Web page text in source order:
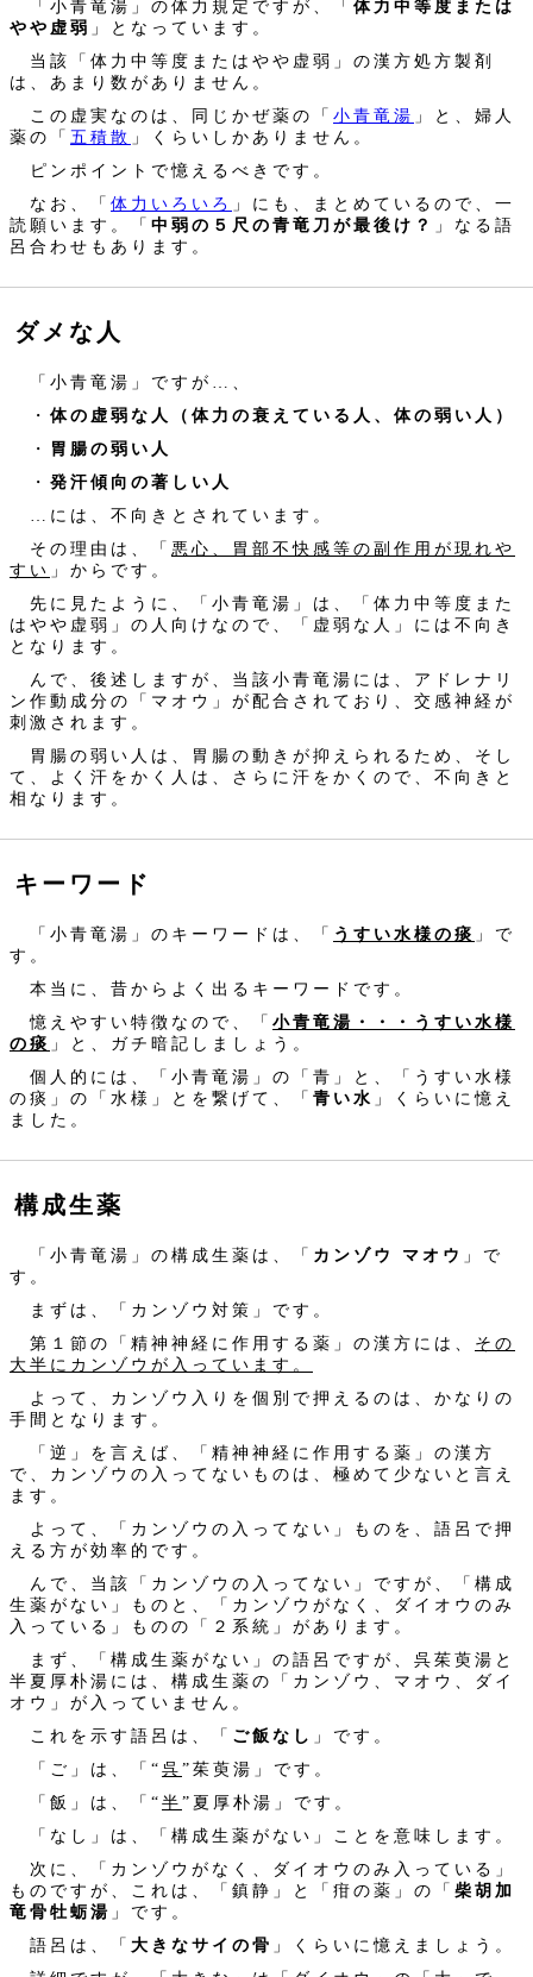
「小青竜湯」の体力規定ですが、「 体力中等度または
やや虚弱 」となっています。
当該「体力中等度またはやや虚弱」の漢方処方製剤
は、あまり数がありません。
この虚実なのは、同じかぜ薬の「 小青竜湯 」と、婦人
薬の「 五積散 」くらいしかありません。
ピンポイントで憶えるべきです。
なお、「 体力いろいろ
」にも、まとめているので、一
読願います。「 中弱の５尺の青竜刀が最後け？
」なる語
呂合わせもあります。
ダメな人
「小青竜湯」ですが…、
・ 体の虚弱な人（体力の衰えている人、体の弱い人）
・
胃腸の弱い人
・ 発汗傾向の著しい人
…には、不向きとされています。
その理由は、「 悪心、胃部不快感等の副作用が現れや
すい 」からです。
先に見たように、「小青竜湯」は、「体力中等度また
はやや虚弱」の人向けなので、「虚弱な人」には不向き
となります。
んで、後述しますが、当該小青竜湯には、アドレナリ
ン作動成分の「マオウ」が配合されており、交感神経が
刺激されます。
胃腸の弱い人は、胃腸の動きが抑えられるため、そし
て、よく汗をかく人は、さらに汗をかくので、不向きと
相なります。
キーワード
「小青竜湯」のキーワードは、「 うすい水様の痰 」で
す。
本当に、昔からよく出るキーワードです。
憶えやすい特徴なので、「 小青竜湯・・・うすい水様
の痰 」と、ガチ暗記しましょう。
個人的には、「小青竜湯」の「青」と、「うすい水様
の痰」の「水様」とを繋げて、「 青い水 」くらいに憶え
ました。
構成生薬
「小青竜湯」の構成生薬は、「 カンゾウ マオウ 」で
す。
まずは、「カンゾウ対策」です。
第１節の「精神神経に作用する薬」の漢方には、 その
大半にカンゾウが入っています。
よって、カンゾウ入りを個別で押えるのは、かなりの
手間となります。
「逆」を言えば、「精神神経に作用する薬」の漢方
で、カンゾウの入ってないものは、極めて少ないと言え
ます。
よって、「カンゾウの入ってない」ものを、語呂で押
える方が効率的です。
んで、当該「カンゾウの入ってない」ですが、「構成
生薬がない」ものと、「カンゾウがなく、ダイオウのみ
入っている」ものの「２系統」があります。
まず、「構成生薬がない」の語呂ですが、呉茱萸湯と
半夏厚朴湯には、構成生薬の「カンゾウ、マオウ、ダイ
オウ」が入っていません。
これを示す語呂は、「 ご飯なし 」です。
「ご」は、「“呉”茱萸湯」です。
「飯」は、「“半”夏厚朴湯」です。
「なし」は、「構成生薬がない」ことを意味します。
次に、「カンゾウがなく、ダイオウのみ入っている」
ものですが、これは、「鎮静」と「疳の薬」の「 柴胡加
竜骨牡蛎湯 」です。
語呂は、「 大きなサイの骨 」くらいに憶えましょう。